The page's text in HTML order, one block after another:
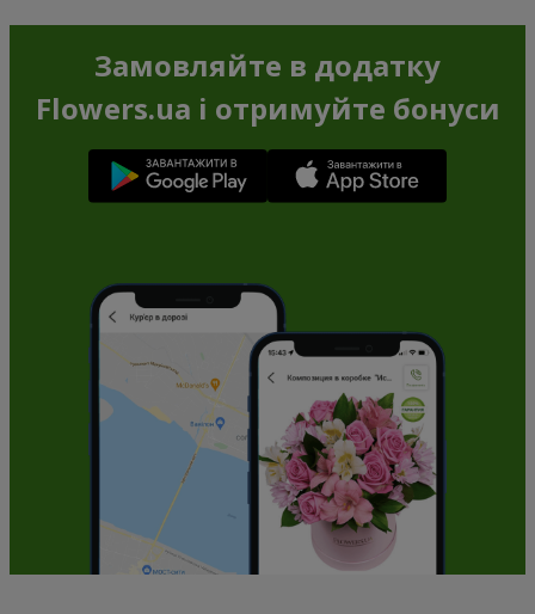
Замовляйте в додатку
Flowers.ua і отримуйте бонуси